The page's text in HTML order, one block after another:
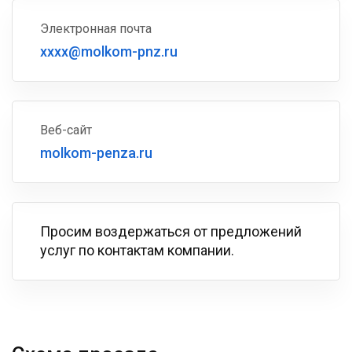
Электронная почта
xxxx@molkom-pnz.ru
Веб-сайт
molkom-penza.ru
Просим воздержаться от предложений
услуг по контактам компании.